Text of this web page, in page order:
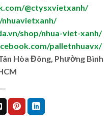
@ctysxvietxanh/
shop/nhua-viet-xanh/
palletnhuavx/
Hòa Đông, Phường Bình